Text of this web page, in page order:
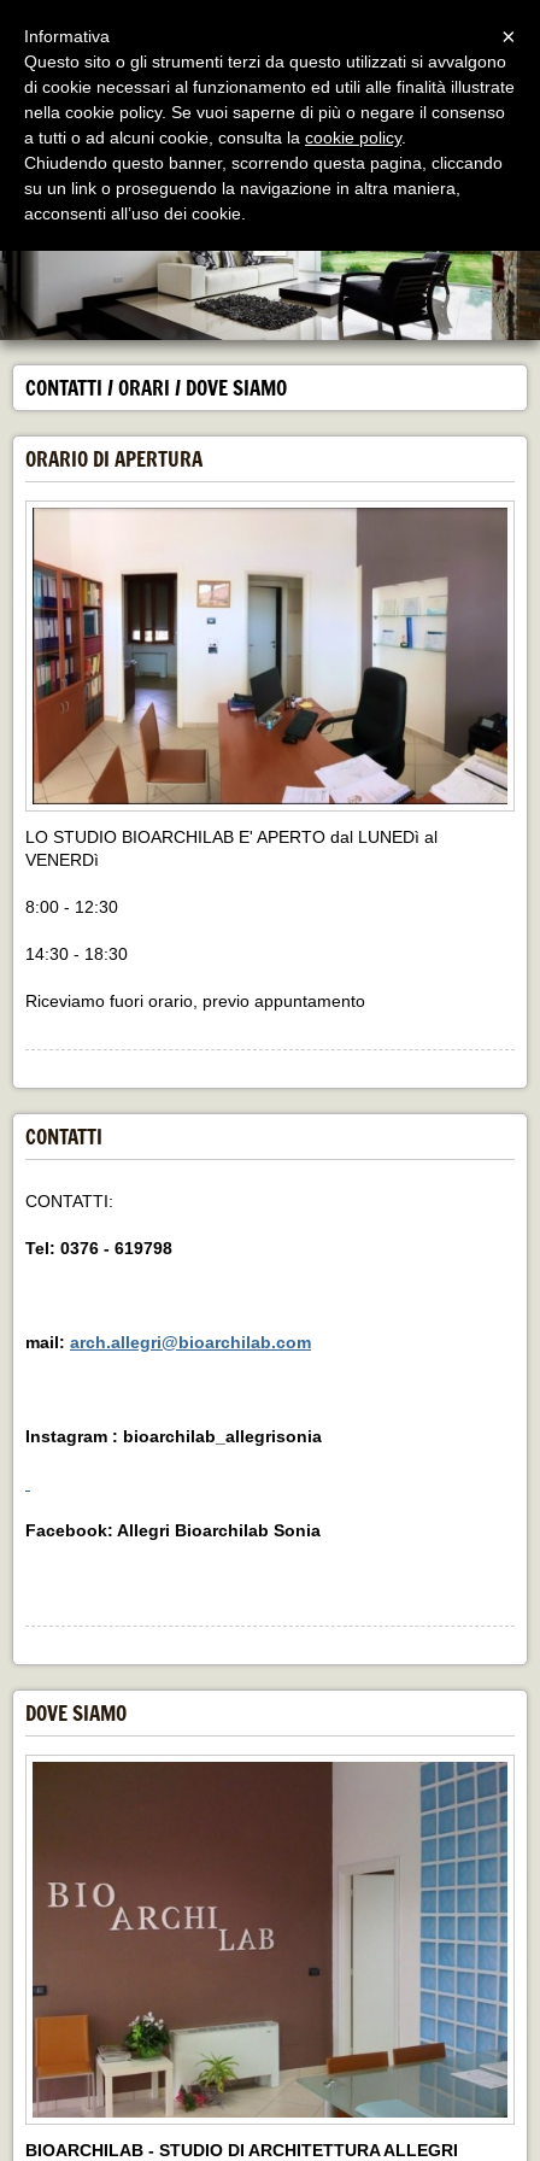
BioArchiLab
STUDIO DI ARCHITETTURA ALLEGRI SONIA
CONTATTI / ORARI / DOVE SIAMO
ORARIO DI APERTURA
LO STUDIO BIOARCHILAB E' APERTO dal LUNEDì al
VENERDì
8:00 - 12:30
14:30 - 18:30
Riceviamo fuori orario, previo appuntamento
CONTATTI
CONTATTI:
Tel: 0376 - 619798
mail: arch.allegri@bioarchilab.com
Instagram : bioarchilab_allegrisonia
Facebook: Allegri Bioarchilab Sonia
DOVE SIAMO
BIOARCHILAB - STUDIO DI ARCHITETTURA ALLEGRI
×
Informativa
Questo sito o gli strumenti terzi da questo utilizzati si avvalgono
di cookie necessari al funzionamento ed utili alle finalità illustrate
nella cookie policy. Se vuoi saperne di più o negare il consenso
a tutti o ad alcuni cookie, consulta la cookie policy.
Chiudendo questo banner, scorrendo questa pagina, cliccando
su un link o proseguendo la navigazione in altra maniera,
acconsenti all’uso dei cookie.